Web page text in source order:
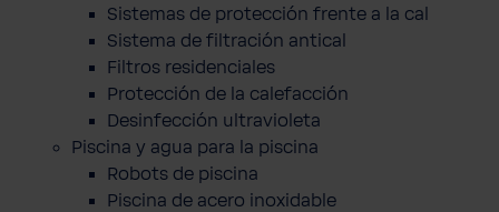
Sistemas de protección frente a la cal
Sistema de filtración antical
Filtros residenciales
Protección de la calefacción
Desinfección ultravioleta
Piscina y agua para la piscina
Robots de piscina
Piscina de acero inoxidable